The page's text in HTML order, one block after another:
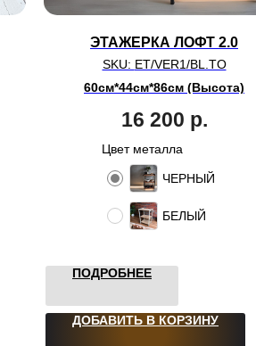
ЭТАЖЕРКА ЛОФТ 2.0
SKU: ET/VER1/BL.TO
60см*44см*86см (Высота)
16 200 р.
Цвет металла
ЧЕРНЫЙ
БЕЛЫЙ
ПОДРОБНЕЕ
ДОБАВИТЬ В КОРЗИНУ